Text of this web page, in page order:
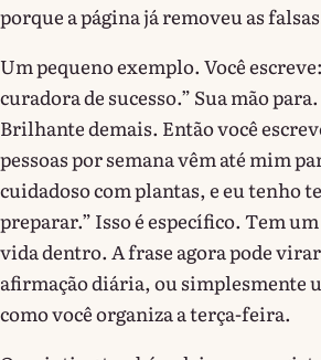
porque a página já removeu as
Um pequeno exemplo. Você
curadora de sucesso.” Sua mão
Brilhante demais. Então você
pessoas por semana vêm até mim
cuidadoso com plantas, e eu tenho
preparar.” Isso é específico. Tem
vida dentro. A frase agora pode
afirmação diária, ou simplesmente
como você organiza a terça-feira.